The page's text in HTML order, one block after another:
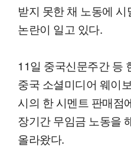
받지 못한 채 노동에
논란이 일고 있다.
11일 중국신문주간 등
중국 소셜미디어 웨이
시의 한 시멘트 판매점
장기간 무임금 노동을
올라왔다.